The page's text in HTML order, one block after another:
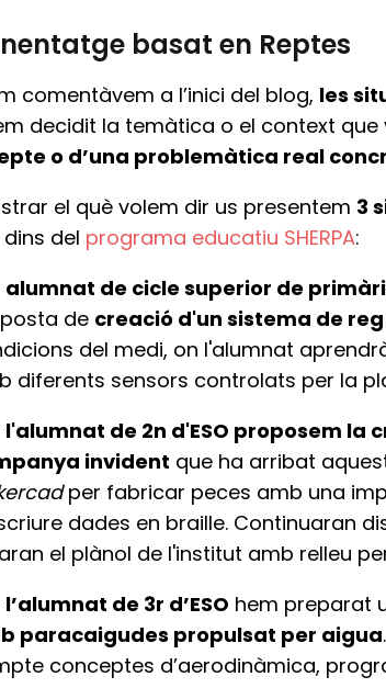
basat en Reptes
comentàvem a l’inici del blog, les
decidit la temàtica o el context
o d’una problemàtica real
el què volem dir us presentem 3
del programa educatiu SHERPA:
alumnat de cicle superior de
de creació d'un sistema de
del medi, on l'alumnat
diferents sensors controlats per la
l'alumnat de 2n d'ESO proposem
invident que ha arribat
per fabricar peces amb una
dades en braille. Continuaran
el plànol de l'institut amb relleu
l’alumnat de 3r d’ESO hem preparat
paracaigudes propulsat per aigua
conceptes d’aerodinàmica,